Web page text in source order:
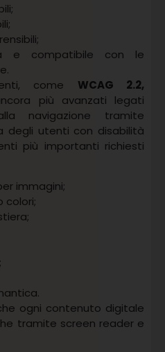
e compatibile con le
come WCAG 2.2,
più avanzati legati
navigazione tramite
degli utenti con disabilità
più importanti richiesti
immagini;
colori;
ogni contenuto digitale
tramite screen reader e